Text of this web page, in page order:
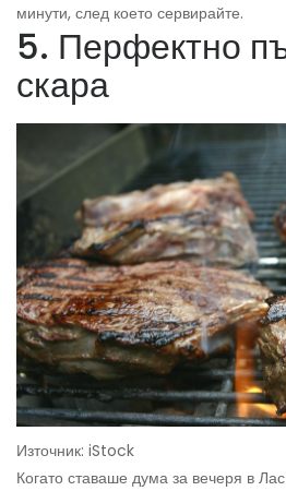
минути, след което сервирайте.
5. Перфектно
скара
Източник: iStock
Когато ставаше дума за вечеря в